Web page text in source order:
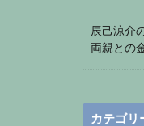
辰己涼介
両親との
カテゴリ